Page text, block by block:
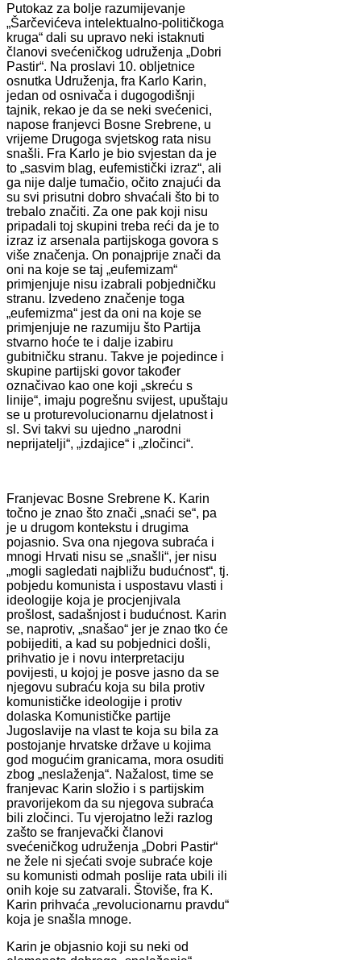
Putokaz za bolje razumijevanje
„Šarčevićeva intelektualno-političkoga
kruga“ dali su upravo neki istaknuti
članovi svećeničkog udruženja „Dobri
Pastir“. Na proslavi 10. obljetnice
osnutka Udruženja, fra Karlo Karin,
jedan od osnivača i dugogodišnji
tajnik, rekao je da se neki svećenici,
napose franjevci Bosne Srebrene, u
vrijeme Drugoga svjetskog rata nisu
snašli. Fra Karlo je bio svjestan da je
to „sasvim blag, eufemistički izraz“, ali
ga nije dalje tumačio, očito znajući da
su svi prisutni dobro shvaćali što bi to
trebalo značiti. Za one pak koji nisu
pripadali toj skupini treba reći da je to
izraz iz arsenala partijskoga govora s
više značenja. On ponajprije znači da
oni na koje se taj „eufemizam“
primjenjuje nisu izabrali pobjedničku
stranu. Izvedeno značenje toga
„eufemizma“ jest da oni na koje se
primjenjuje ne razumiju što Partija
stvarno hoće te i dalje izabiru
gubitničku stranu. Takve je pojedince i
skupine partijski govor također
označivao kao one koji „skreću s
linije“, imaju pogrešnu svijest, upuštaju
se u proturevolucionarnu djelatnost i
sl. Svi takvi su ujedno „narodni
neprijatelji“, „izdajice“ i „zločinci“.
Franjevac Bosne Srebrene K. Karin
točno je znao što znači „snaći se“, pa
je u drugom kontekstu i drugima
pojasnio. Sva ona njegova subraća i
mnogi Hrvati nisu se „snašli“, jer nisu
„mogli sagledati najbližu budućnost“, tj.
pobjedu komunista i uspostavu vlasti i
ideologije koja je procjenjivala
prošlost, sadašnjost i budućnost. Karin
se, naprotiv, „snašao“ jer je znao tko će
pobijediti, a kad su pobjednici došli,
prihvatio je i novu interpretaciju
povijesti, u kojoj je posve jasno da se
njegovu subraću koja su bila protiv
komunističke ideologije i protiv
dolaska Komunističke partije
Jugoslavije na vlast te koja su bila za
postojanje hrvatske države u kojima
god mogućim granicama, mora osuditi
zbog „neslaženja“. Nažalost, time se
franjevac Karin složio i s partijskim
pravorijekom da su njegova subraća
bili zločinci. Tu vjerojatno leži razlog
zašto se franjevački članovi
svećeničkog udruženja „Dobri Pastir“
ne žele ni sjećati svoje subraće koje
su komunisti odmah poslije rata ubili ili
onih koje su zatvarali. Štoviše, fra K.
Karin prihvaća „revolucionarnu pravdu“
koja je snašla mnoge.
Karin je objasnio koji su neki od